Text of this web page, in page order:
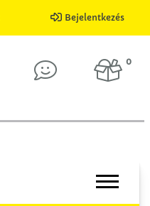
Bejelentkezés
0